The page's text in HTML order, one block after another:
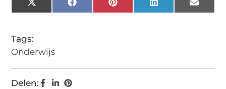
X
(Twitter)
FacebookPinterestLinkedIn Email
Tags:
Onderwijs
Delen: